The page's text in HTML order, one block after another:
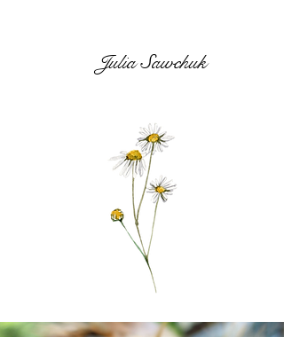
Julia Sawchuk